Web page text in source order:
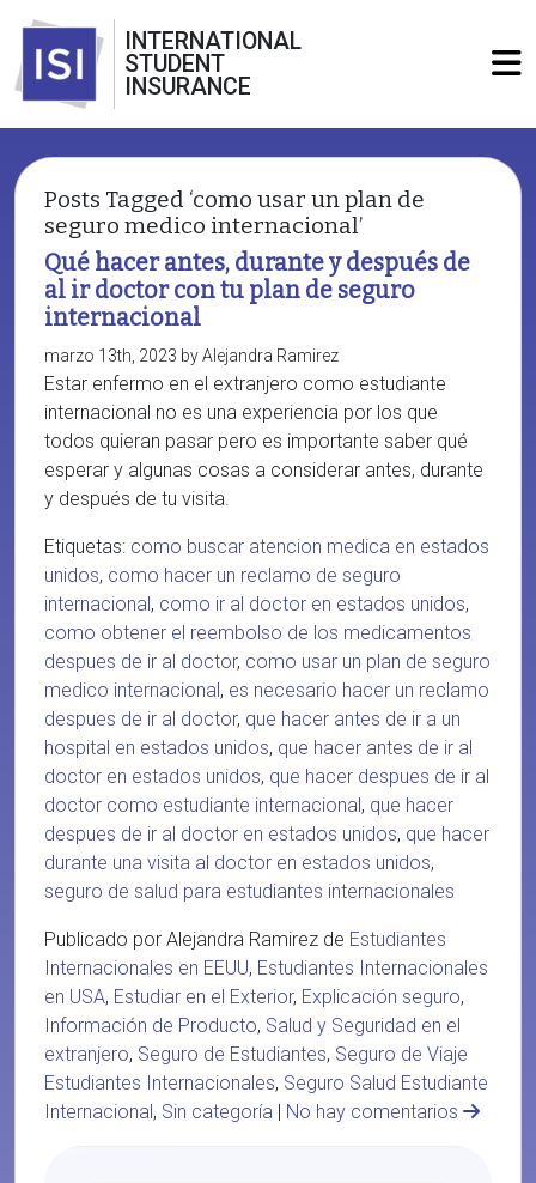
INTERNATIONAL
STUDENT
INSURANCE
Posts Tagged ‘como usar un plan de
seguro medico internacional’
Qué hacer antes, durante y después de
al ir doctor con tu plan de seguro
internacional
marzo 13th, 2023 by Alejandra Ramirez
Estar enfermo en el extranjero como estudiante
internacional no es una experiencia por los que
todos quieran pasar pero es importante saber qué
esperar y algunas cosas a considerar antes, durante
y después de tu visita.
Etiquetas: como buscar atencion medica en estados
unidos, como hacer un reclamo de seguro
internacional, como ir al doctor en estados unidos,
como obtener el reembolso de los medicamentos
despues de ir al doctor, como usar un plan de seguro
medico internacional, es necesario hacer un reclamo
despues de ir al doctor, que hacer antes de ir a un
hospital en estados unidos, que hacer antes de ir al
doctor en estados unidos, que hacer despues de ir al
doctor como estudiante internacional, que hacer
despues de ir al doctor en estados unidos, que hacer
durante una visita al doctor en estados unidos,
seguro de salud para estudiantes internacionales
Publicado por Alejandra Ramirez de Estudiantes
Internacionales en EEUU, Estudiantes Internacionales
en USA, Estudiar en el Exterior, Explicación seguro,
Información de Producto, Salud y Seguridad en el
extranjero, Seguro de Estudiantes, Seguro de Viaje
Estudiantes Internacionales, Seguro Salud Estudiante
Internacional, Sin categoría | No hay comentarios